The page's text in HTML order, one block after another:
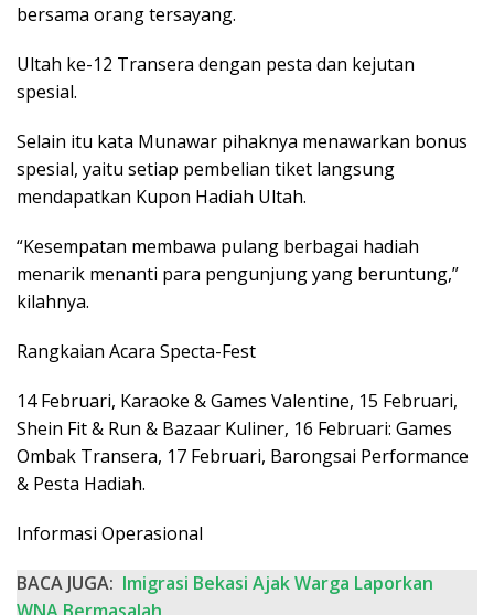
bersama orang tersayang.
Ultah ke-12 Transera dengan pesta dan kejutan
spesial.
Selain itu kata Munawar pihaknya menawarkan bonus
spesial, yaitu setiap pembelian tiket langsung
mendapatkan Kupon Hadiah Ultah.
“Kesempatan membawa pulang berbagai hadiah
menarik menanti para pengunjung yang beruntung,”
kilahnya.
Rangkaian Acara Specta-Fest
14 Februari, Karaoke & Games Valentine, 15 Februari,
Shein Fit & Run & Bazaar Kuliner, 16 Februari: Games
Ombak Transera, 17 Februari, Barongsai Performance
& Pesta Hadiah.
Informasi Operasional
BACA JUGA: Imigrasi Bekasi Ajak Warga Laporkan